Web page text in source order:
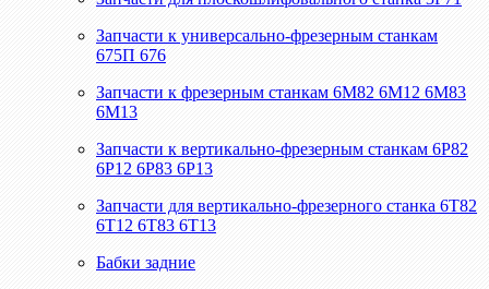
Запчасти к универсально-фрезерным станкам
675П 676
Запчасти к фрезерным станкам 6М82 6М12 6М83
6М13
Запчасти к вертикально-фрезерным станкам 6Р82
6Р12 6Р83 6Р13
Запчасти для вертикально-фрезерного станка 6Т82
6Т12 6Т83 6Т13
Бабки задние